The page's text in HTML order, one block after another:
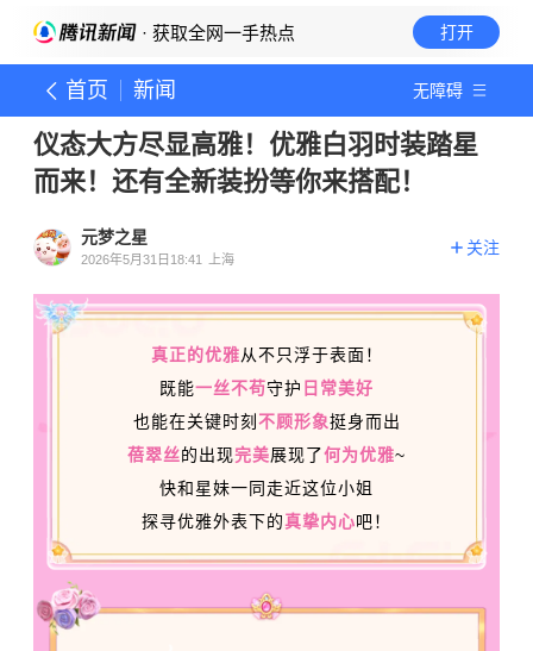
· 获取全网一手热点 打开
首页 新闻 无障碍
仪态大方尽显高雅！优雅白羽时装踏星
而来！还有全新装扮等你来搭配！
元梦之星
2026年5月31日18:41 上海
关注
真正的优雅从不只浮于表面！
既能一丝不苟守护 日常美好
也能在关键时刻 不顾形象挺身而出
蓓翠丝的出现完美展现了何为优雅~
快和星妹一同走近这位小姐
探寻优雅外表下的真挚内心吧！